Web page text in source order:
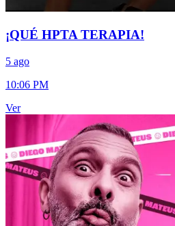
¡QUÉ HPTA TERAPIA!
5 ago
10:06 PM
Ver